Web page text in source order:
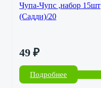
Чупа-Чупс ,набор 15шт
(Садди)/20
49 ₽
Подробнее